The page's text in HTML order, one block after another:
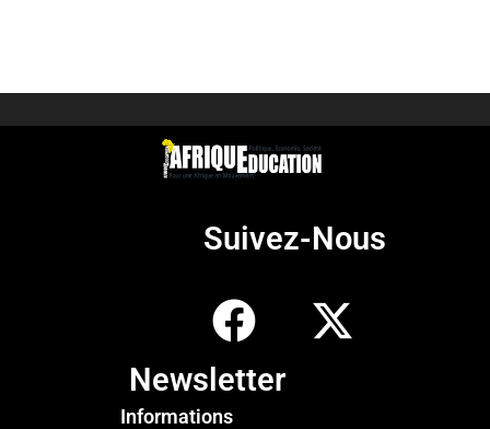
Suivez-Nous
Newsletter
Informations